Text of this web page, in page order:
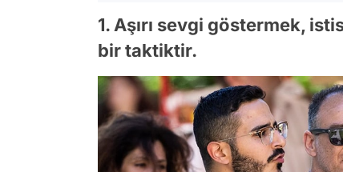
1. Aşırı sevgi göstermek,
bir taktiktir.